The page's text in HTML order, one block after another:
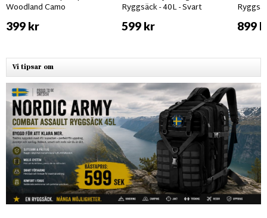
Woodland Camo
399 kr
Ryggsäck - 40L - Svart
599 kr 899
Vi tipsar om